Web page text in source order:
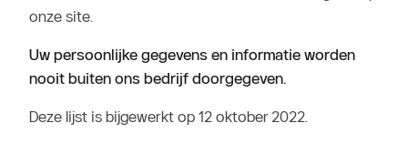
onze site.
Uw persoonlijke gegevens en informatie worden
nooit buiten ons bedrijf doorgegeven.
Deze lijst is bijgewerkt op 12 oktober 2022.